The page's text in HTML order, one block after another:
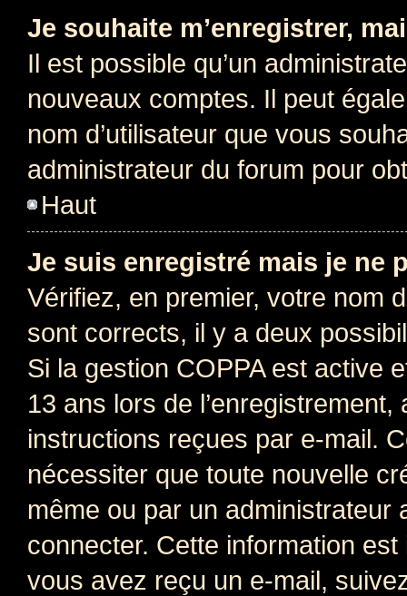
Je souhaite m’enregistrer,
Il est possible qu’un
nouveaux comptes. Il peut
nom d’utilisateur que vous
administrateur du forum pour
Haut
Je suis enregistré mais je ne
Vérifiez, en premier, votre nom
sont corrects, il y a deux
Si la gestion COPPA est active
13 ans lors de
instructions reçues par e-mail.
nécessiter que toute nouvelle
même ou par un
connecter. Cette information
vous avez reçu un e-mail,